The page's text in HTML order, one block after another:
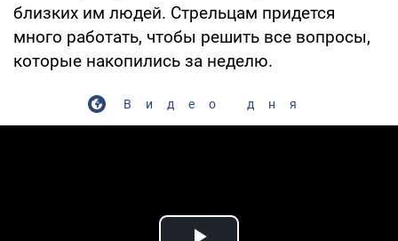
близких им людей. Стрельцам придется
много работать, чтобы решить все вопросы,
которые накопились за неделю.
Видео дня